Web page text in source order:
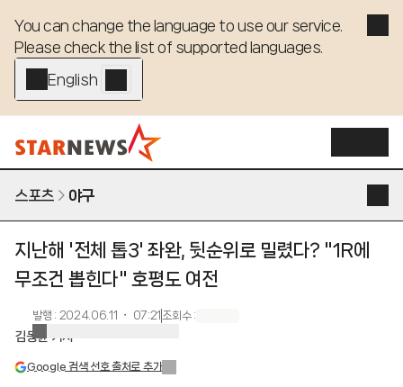
You can change the language to use our service.
Please check the list of supported languages.
English - EN
스포츠 야구
지난해 '전체 톱3' 좌완, 뒷순위로 밀렸다? "1R에
무조건 뽑힌다" 호평도 여전
발행 : 2024.06.11 ・ 07:21 조회수:
김동윤 기자
Google 검색 선호 출처로 추가